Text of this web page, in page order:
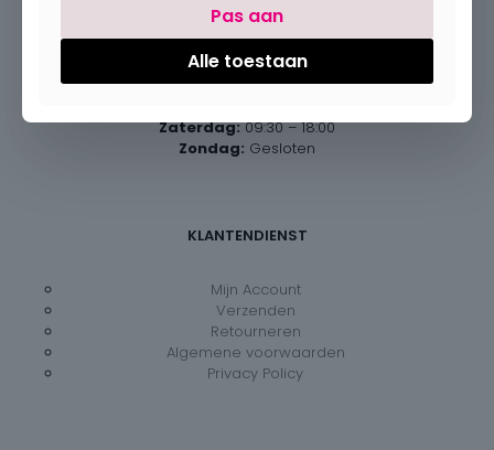
Maandag: Gesloten
Zaterdag: 09:30 – 18:00
Zondag: Gesloten
KLANTENDIENST
Mijn Account
Verzenden
Retourneren
Algemene voorwaarden
Privacy Policy
Pas aan
Alle toestaan